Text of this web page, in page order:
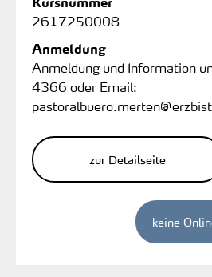
2617250008
Anmeldung
Anmeldung und Information
4366 oder Email:
zur Detailseite
keine